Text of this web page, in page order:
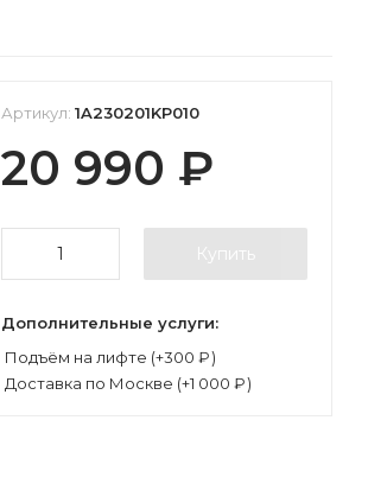
Артикул: 1A230201KP010
20 990 ₽
Купить
Дополнительные услуги:
Подъём на лифте (+300 ₽)
Доставка по Москве (+1 000 ₽)